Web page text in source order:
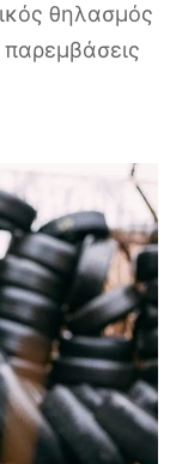
θηλασμός
παρεμβάσεις